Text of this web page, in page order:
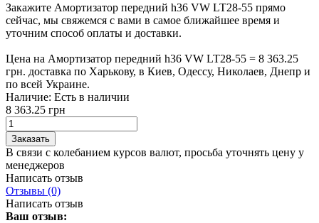
Закажите Амортизатор передний h36 VW LT28-55 прямо
сейчас, мы свяжемся с вами в самое ближайшее время и
уточним способ оплаты и доставки.
Цена на Амортизатор передний h36 VW LT28-55 = 8 363.25
грн. доставка по Харькову, в Киев, Одессу, Николаев, Днепр и
по всей Украине.
Наличие: Есть в наличии
8 363.25 грн
В связи с колебанием курсов валют, просьба уточнять цену у
менеджеров
Написать отзыв
Отзывы (0)
Написать отзыв
Ваш отзыв: